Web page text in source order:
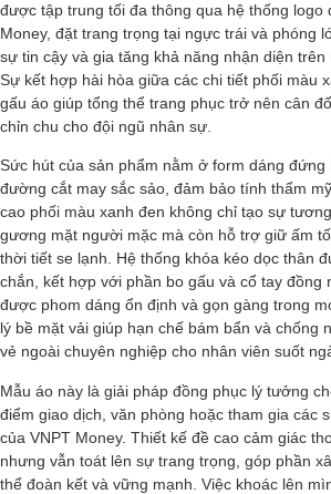
được tập trung tối đa thông qua hệ thống logo
Money, đặt trang trọng tại ngực trái và phóng
sự tin cậy và gia tăng khả năng nhận diện trên
Sự kết hợp hài hòa giữa các chi tiết phối màu
gấu áo giúp tổng thể trang phục trở nên cân
chỉn chu cho đội ngũ nhân sự.
Sức hút của sản phẩm nằm ở form dáng đứng
đường cắt may sắc sảo, đảm bảo tính thẩm
cao phối màu xanh đen không chỉ tạo sự
gương mặt người mặc mà còn hỗ trợ giữ ấm
thời tiết se lạnh. Hệ thống khóa kéo dọc thân
chắn, kết hợp với phần bo gấu và cổ tay đồng
được phom dáng ổn định và gọn gàng trong
lý bề mặt vải giúp hạn chế bám bẩn và chống
vẻ ngoài chuyên nghiệp cho nhân viên suốt
Mẫu áo này là giải pháp đồng phục lý tưởng
điểm giao dịch, văn phòng hoặc tham gia các
của VNPT Money. Thiết kế đề cao cảm giác
nhưng vẫn toát lên sự trang trọng, góp phần
thể đoàn kết và vững mạnh. Việc khoác lên